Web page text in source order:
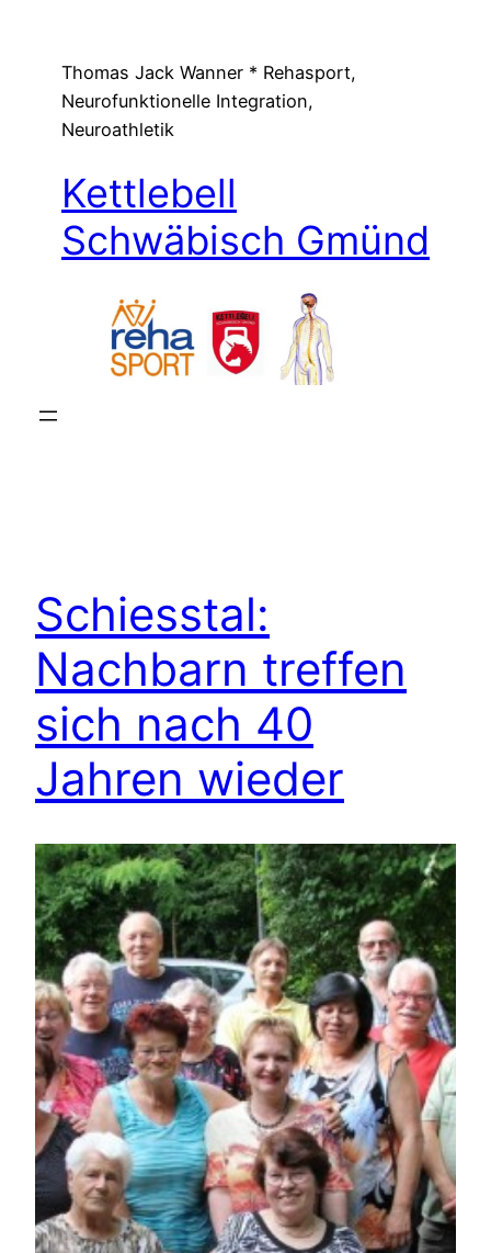
springenThomas Jack Wanner * Rehasport,
Neurofunktionelle Integration,
Neuroathletik
Kettlebell
Schwäbisch Gmünd
Schiesstal:
Nachbarn treffen
sich nach 40
Jahren wieder